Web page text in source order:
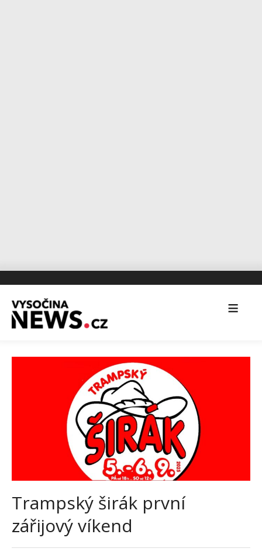
Trampský širák první
zářijový víkend